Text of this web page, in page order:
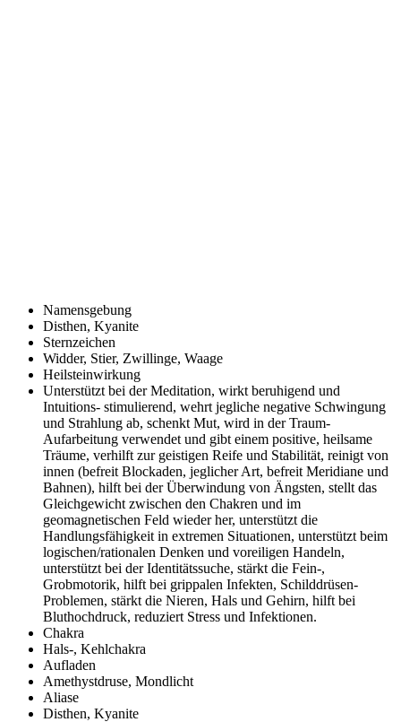
Namensgebung
Disthen, Kyanite
Sternzeichen
Widder, Stier, Zwillinge, Waage
Heilsteinwirkung
Unterstützt bei der Meditation, wirkt beruhigend und
Intuitions- stimulierend, wehrt jegliche negative Schwingung
und Strahlung ab, schenkt Mut, wird in der Traum-
Aufarbeitung verwendet und gibt einem positive, heilsame
Träume, verhilft zur geistigen Reife und Stabilität, reinigt von
innen (befreit Blockaden, jeglicher Art, befreit Meridiane und
Bahnen), hilft bei der Überwindung von Ängsten, stellt das
Gleichgewicht zwischen den Chakren und im
geomagnetischen Feld wieder her, unterstützt die
Handlungsfähigkeit in extremen Situationen, unterstützt beim
logischen/rationalen Denken und voreiligen Handeln,
unterstützt bei der Identitätssuche, stärkt die Fein-,
Grobmotorik, hilft bei grippalen Infekten, Schilddrüsen-
Problemen, stärkt die Nieren, Hals und Gehirn, hilft bei
Bluthochdruck, reduziert Stress und Infektionen.
Chakra
Hals-, Kehlchakra
Aufladen
Amethystdruse, Mondlicht
Aliase
Disthen, Kyanite